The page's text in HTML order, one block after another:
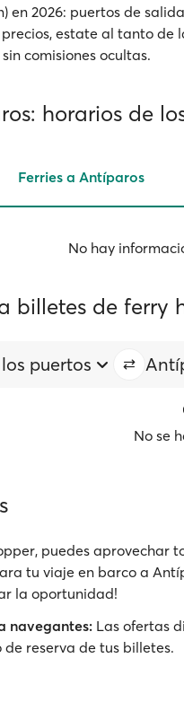
en 2026: puertos de
estate al tanto de
comisiones ocultas.
horarios de
Ferries a Antíparos
No hay
billetes de
puertos
No se
puedes aprovechar
tu viaje en barco a
la oportunidad!
navegantes: Las ofertas
de reserva de tus billetes.